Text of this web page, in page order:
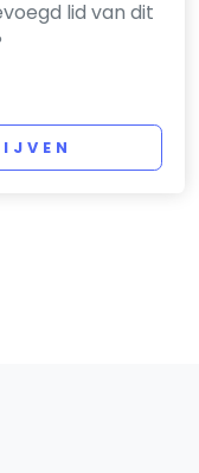
lid van dit